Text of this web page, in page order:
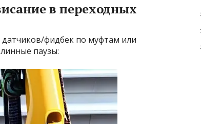
в переходных
датчиков/фидбек по муфтам или
паузы: